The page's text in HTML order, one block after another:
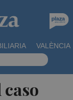
VALÈNCIA